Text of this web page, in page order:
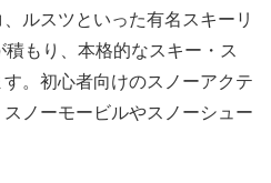
ルスツといった有名スキーリ
もり、本格的なスキー・ス
。初心者向けのスノーアクテ
ノーモービルやスノーシュー